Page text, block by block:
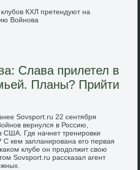
КХЛ претендуют на
Войнова
Слава прилетел в
Планы? Прийти
Sovsport.ru 22 сентября
вернулся в Россию,
США. Где начнет тренировки
С кем запланирована его первая
клубе он продοлжит свοю
Sovsport.ru рассказал агент